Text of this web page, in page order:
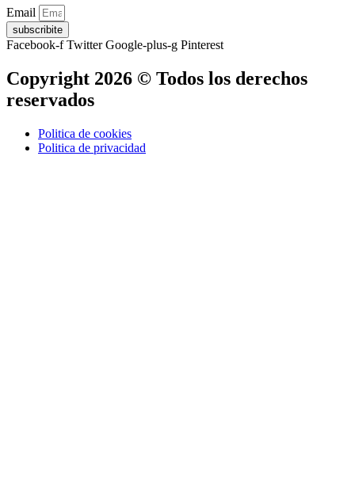
Email
subscribite
Facebook-f Twitter Google-plus-g Pinterest
Copyright 2026 © Todos los derechos
reservados
Politica de cookies
Politica de privacidad